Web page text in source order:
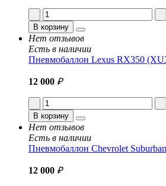
В корзину
Нет отзывов
Есть в наличии
Пневмобаллон Lexus RX350
12 000 ₽
В корзину
Нет отзывов
Есть в наличии
Пневмобаллон Chevrolet
12 000 ₽